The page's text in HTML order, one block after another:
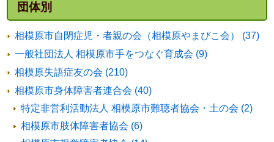
団体別
相模原市自閉症児・者親の会（相模原やまびこ会） (37)
一般社団法人 相模原市手をつなぐ育成会 (9)
相模原失語症友の会 (210)
相模原市身体障害者連合会 (40)
特定非営利活動法人 相模原市難聴者協会・土の会 (2)
相模原市肢体障害者協会 (6)